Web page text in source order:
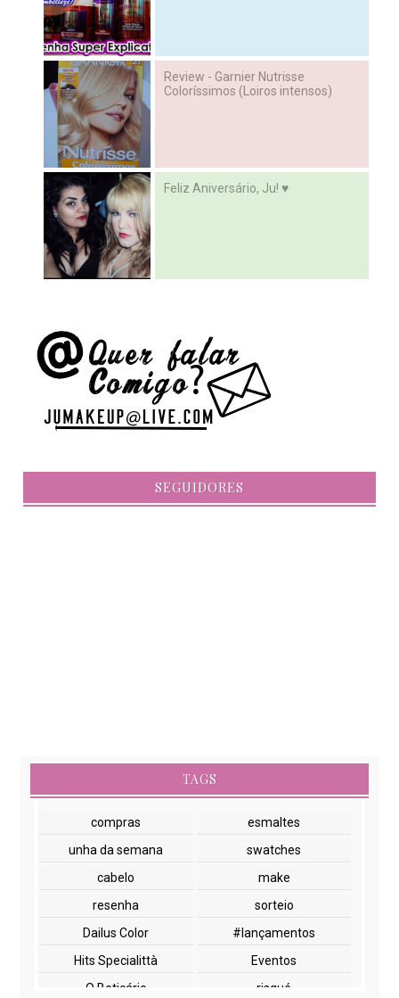
Review - Garnier Nutrisse
Coloríssimos (Loiros intensos)
Feliz Aniversário, Ju! ♥
SEGUIDORES
TAGS
compras
esmaltes
unha da semana
swatches
cabelo
make
resenha
sorteio
Dailus Color
#lançamentos
Hits Specialittà
Eventos
O Boticário
risqué